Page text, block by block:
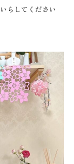
らしてください